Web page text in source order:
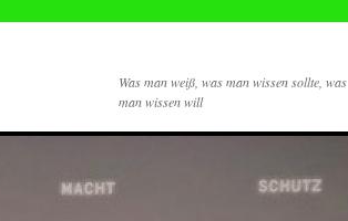
Was man weiß, was man wissen sollte, was
man wissen will